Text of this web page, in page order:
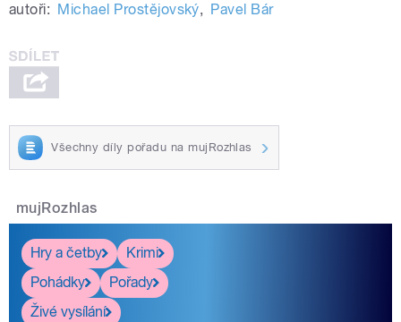
autoři: Michael Prostějovský, Pavel Bár
Všechny díly pořadu na mujRozhlas
mujRozhlas
Hry a četby
Krimi
Pohádky
Pořady
Živé vysílání